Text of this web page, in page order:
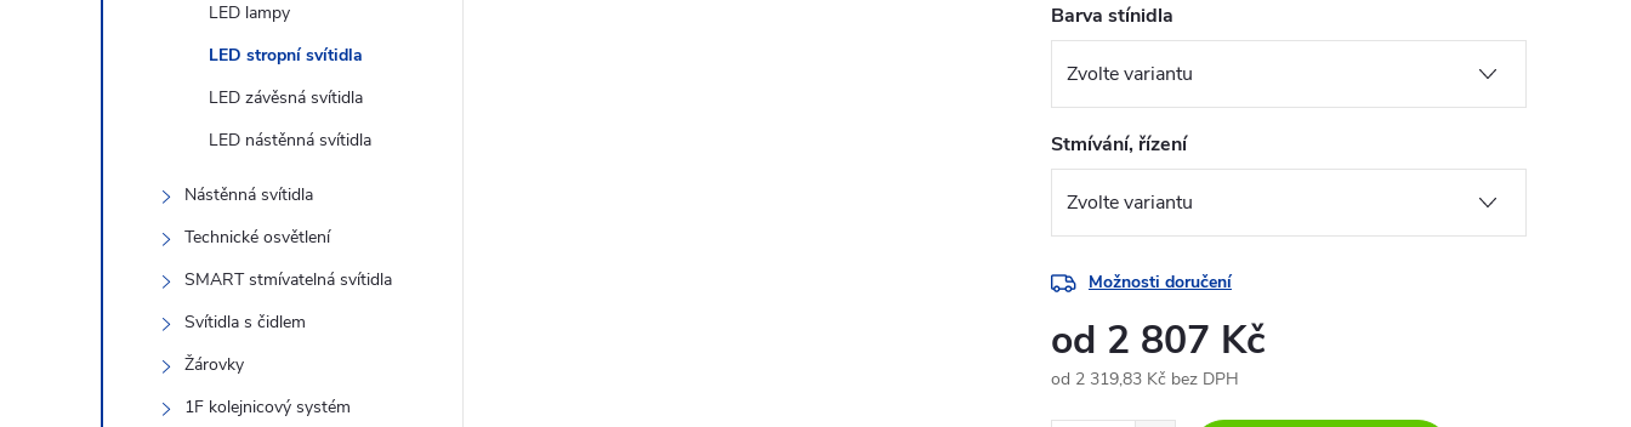
LED lampy
LED stropní svítidla
LED závěsná svítidla
LED nástěnná svítidla
Nástěnná svítidla
Technické osvětlení
SMART stmívatelná svítidla
Svítidla s čidlem
Žárovky
1F kolejnicový systém
Barva stínidla
Stmívání, řízení
Možnosti doručení
od 2 807 Kč
od 2 319,83 Kč bez DPH